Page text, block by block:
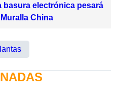
basura electrónica pesará
China